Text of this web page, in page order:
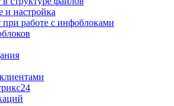
и настройка
работе с инфоблоками